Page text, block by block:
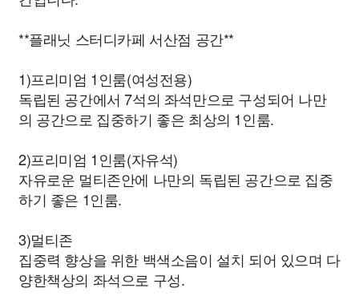
**플래닛 스터디카페 서산점 공간**
1)프리미엄 1인룸(여성전용)
독립된 공간에서 7석의 좌석만으로 구성되어 나만
의 공간으로 집중하기 좋은 최상의 1인룸.
2)프리미엄 1인룸(자유석)
자유로운 멀티존안에 나만의 독립된 공간으로 집중
하기 좋은 1인룸.
3)멀티존
집중력 향상을 위한 백색소음이 설치 되어 있으며 다
양한책상의 좌석으로 구성.